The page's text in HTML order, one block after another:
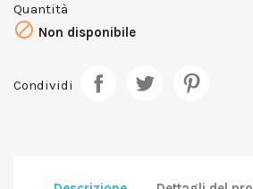
Quantità
 Non disponibile
Condividi